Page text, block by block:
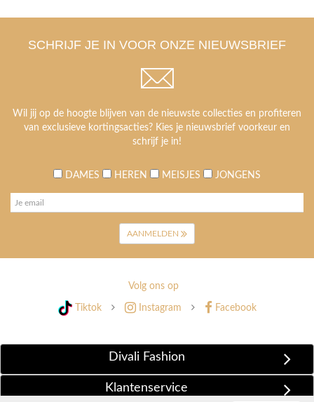
SCHRIJF JE IN VOOR ONZE NIEUWSBRIEF
Wil jij op de hoogte blijven van de nieuwste collecties en profiteren
van exclusieve kortingsacties? Kies je nieuwsbrief voorkeur en
schrijf je in!
DAMES HEREN MEISJES JONGENS
AANMELDEN
Volg ons op
Tiktok Instagram Facebook
Divali Fashion
Klantenservice